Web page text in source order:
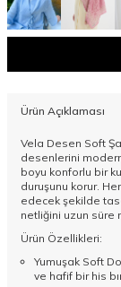
Ürün Açıklaması
Vela Desen Soft
desenlerini
boyu konforlu bir
duruşunu korur.
edecek şekilde
netliğini uzun süre
Ürün Özellikleri:
Yumuşak Soft
ve hafif bir his